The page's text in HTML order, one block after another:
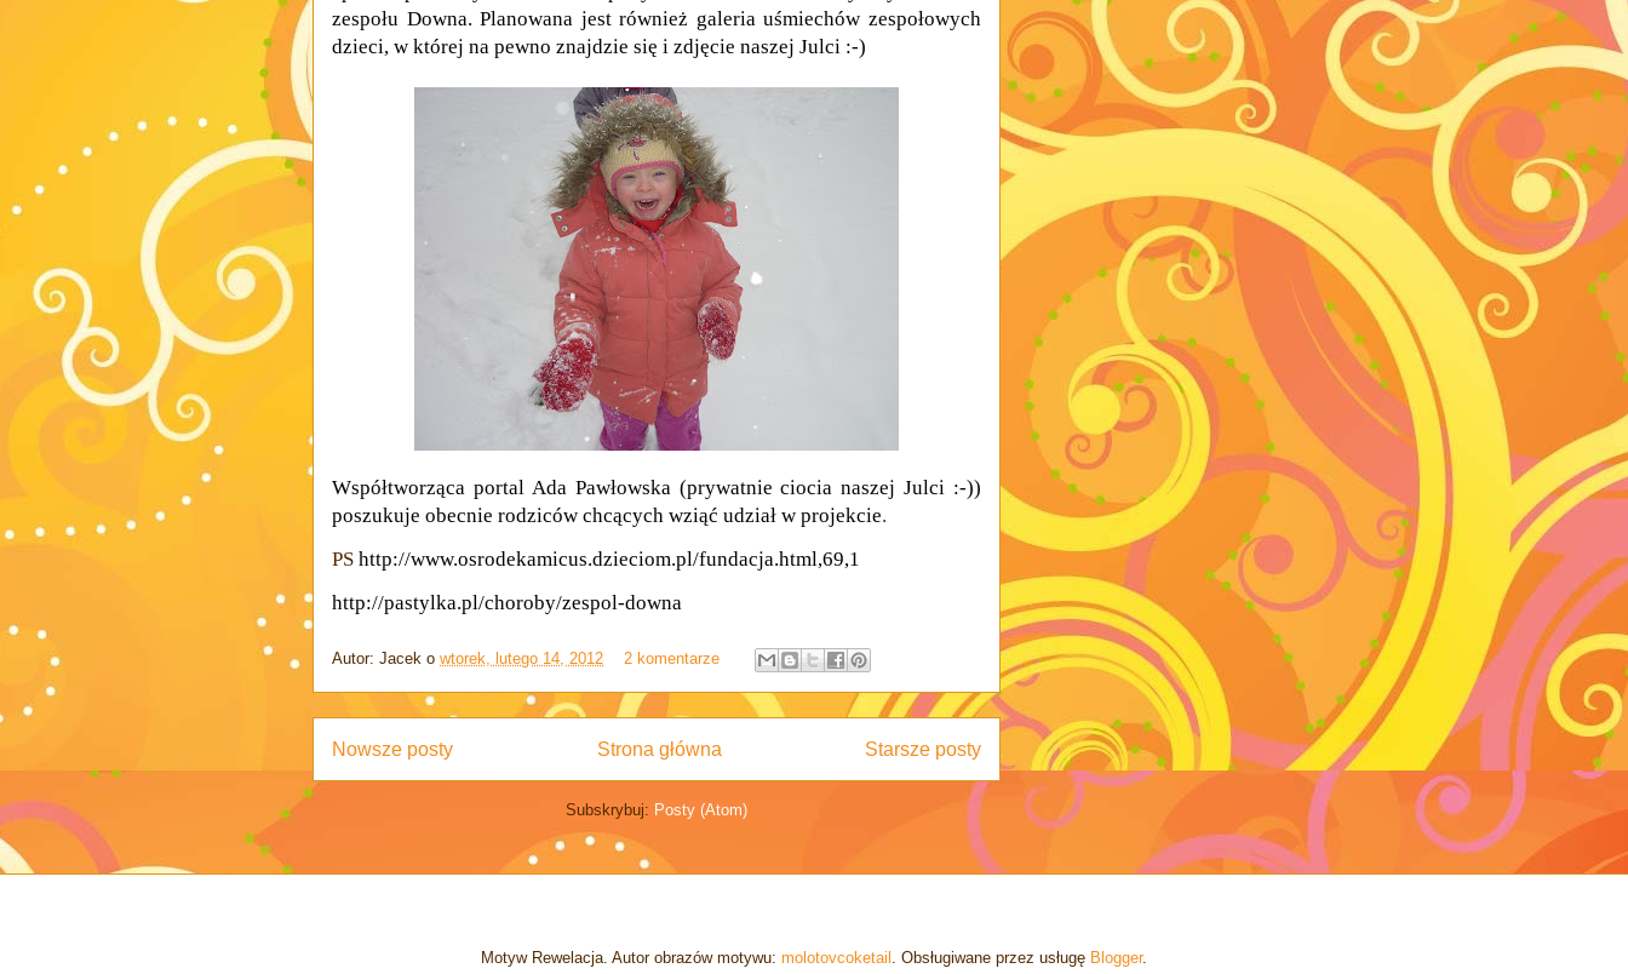
zespołu Downa. Planowana jest również galeria uśmiechów zespołowych
dzieci, w której na pewno znajdzie się i zdjęcie naszej Julci :-)
Współtworząca portal Ada Pawłowska (prywatnie ciocia naszej Julci :-))
poszukuje obecnie rodziców chcących wziąć udział w projekcie.
PS http://www.osrodekamicus.dzieciom.pl/fundacja.html,69,1
http://pastylka.pl/choroby/zespol-downa
Autor: Jacek o wtorek, lutego 14, 2012 2 komentarze
Nowsze posty Starsze posty
Strona główna
Subskrybuj: Posty (Atom)
Motyw Rewelacja. Autor obrazów motywu: molotovcoketail . Obsługiwane przez usługę Blogger.